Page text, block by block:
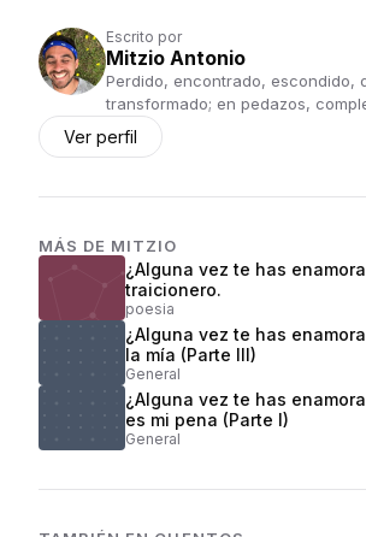
Escrito por
Mitzio Antonio
Perdido, encontrado, escondido,
transformado; en pedazos,
Ver perfil
MÁS DE MITZIO
¿Alguna vez te has
traicionero.
poesia
¿Alguna vez te has
la mía (Parte III)
General
¿Alguna vez te has
es mi pena (Parte I)
General